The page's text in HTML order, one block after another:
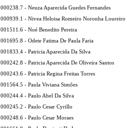
000238.7 - Neuza Aparecida Guedes Fernandes
000939.1 - Nivea Heloisa Romeiro Noronha Loureiro
001511.6 - Noé Benedito Pereira
001695.8 - Odete Fatima De Paula Faria
001833.4 - Patricia Aparecida Da Silva
000242.8 - Patricia Aparecida De Oliveira Santos
000243.6 - Patricia Regina Freitas Torres
001564.5 - Paula Viviana Simões
000244.4 - Paulo Abel Da Silva
000245.2 - Paulo Cesar Cyrillo
000248.6 - Paulo Cesar Moraes